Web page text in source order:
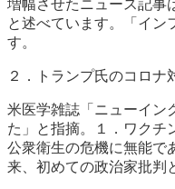
増幅させたニュース記事
と述べています。「イン
す。
２．トランプ氏のコロナ
米医学雑誌「ニューイン
た」と指摘。１．ワクチ
公衆衛生の危機に無能で
来、初めての政治家批判